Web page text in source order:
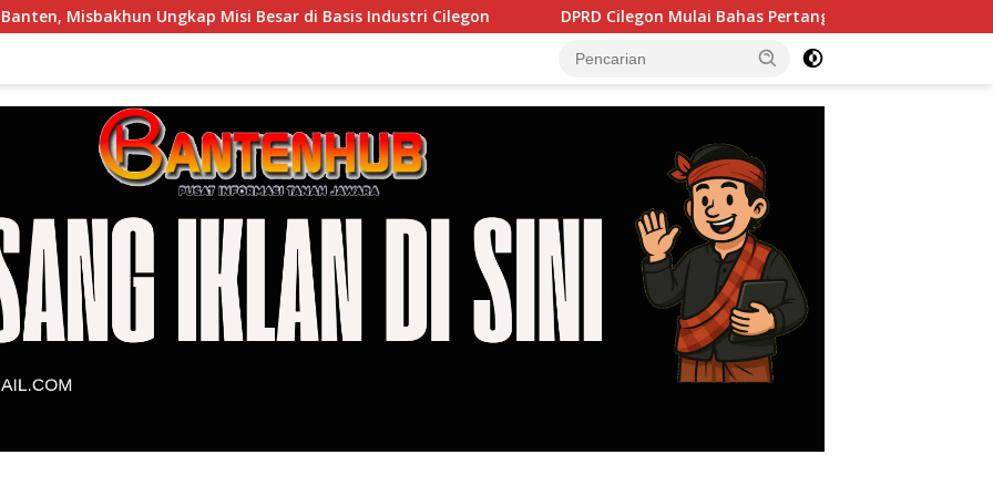
Misi Besar di Basis Industri Cilegon DPRD Cilegon Mulai Bahas Pertanggungjawaban APBD 2025, Laporan